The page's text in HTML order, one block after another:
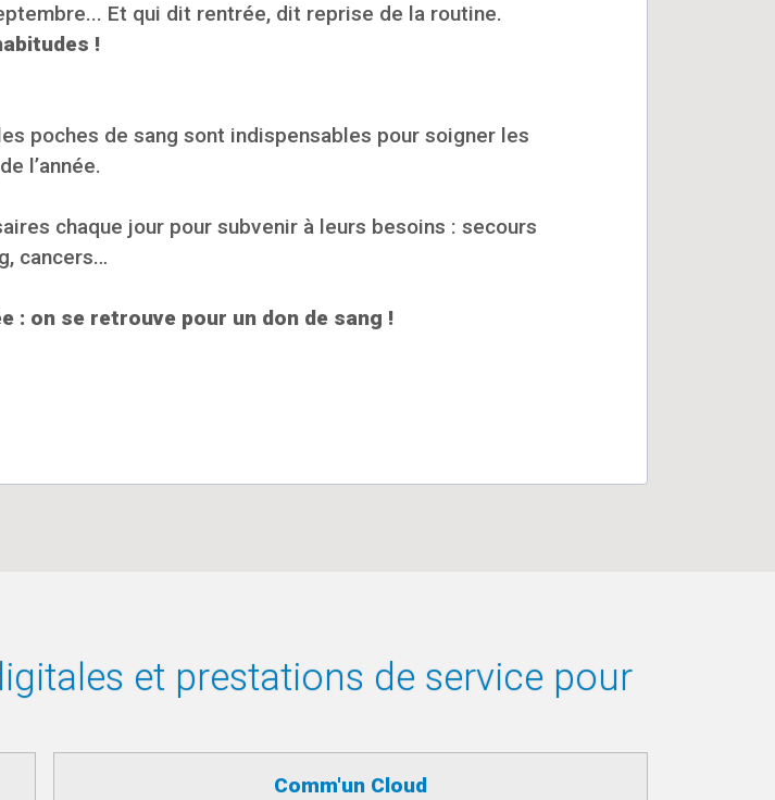
Et qui dit rentrée, dit reprise de la routine.
!
poches de sang sont indispensables pour soigner les
l’année.
chaque jour pour subvenir à leurs besoins : secours
cancers…
: on se retrouve pour un don de sang !
et prestations de service pour
Comm'un Cloud